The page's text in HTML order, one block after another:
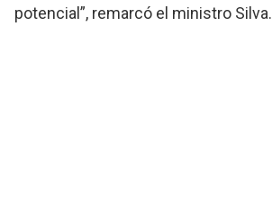
potencial”, remarcó el ministro Silva.